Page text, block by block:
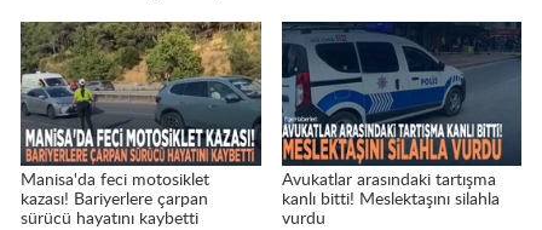
Manisa'da feci motosiklet
kazası! Bariyerlere çarpan
sürücü hayatını kaybetti
Avukatlar arasındaki tartışma
kanlı bitti! Meslektaşını silahla
vurdu